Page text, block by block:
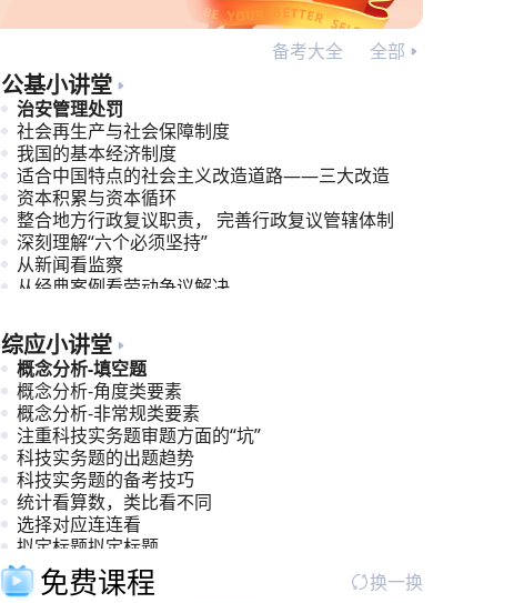
备考大全 全部
公基小讲堂
治安管理处罚
社会再生产与社会保障制度
我国的基本经济制度
适合中国特点的社会主义改造道路——三大改造
资本积累与资本循环
整合地方行政复议职责， 完善行政复议管辖体制
深刻理解“六个必须坚持”
从新闻看监察
从经典案例看劳动争议解决
综应小讲堂
概念分析-填空题
概念分析-角度类要素
概念分析-非常规类要素
注重科技实务题审题方面的“坑”
科技实务题的出题趋势
科技实务题的备考技巧
统计看算数，类比看不同
选择对应连连看
拟定标题拟定标题
双管齐下，攻克“寓言哲理型材料”难关
免费课程 换一换